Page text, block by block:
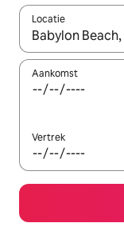
Locatie
Wanneer er
Aankomst
Vertrek